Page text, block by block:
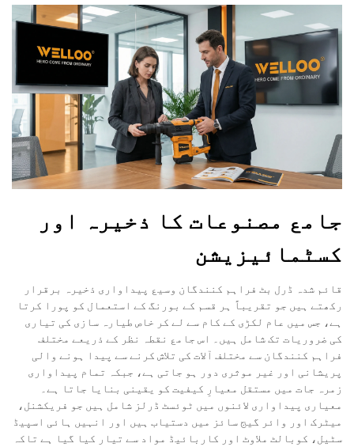
جامع مصنوعات کا ذخیرہ اور
کسٹمائیزیشن
قائم شدہ ڈرل بٹ فراہم کنندگان وسیع پیداواری ذخیرہ برقرار
رکھتے ہیں جو تقریباً ہر قسم کے بورنگ کے استعمال کو پورا کرتا
ہے، جس میں عام لکڑی کے کام سے لے کر خاص طیارہ سازی کی تیاری
کی ضروریات تک شامل ہیں۔ اس جامع نقطہ نظر کے ذریعے مختلف
فراہم کنندگان سے مختلف آلات کی تلاش کرنے سے پیدا ہونے والی
پریشانی اور غیر موثری دور ہو جاتی ہے، جبکہ تمام پیداواری
زمرہ جات میں مستقل معیارِ کیفیت کو یقینی بنایا جاتا ہے۔
معیاری پیداواری لائنوں میں ٹوئسٹ ڈرلز شامل ہیں جو فریکشنل،
میٹرک اور وائر گیج سائز میں دستیاب ہیں اور انہیں ہائی اسپیڈ
سٹیل، کوبالٹ ملاوٹ اور کاربائیڈ مواد سے تیار کیا گیا ہے تاکہ